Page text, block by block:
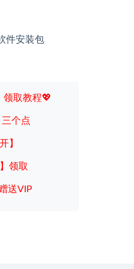
件安装包
领取教程💖
三个点
】
录】领取
送VIP